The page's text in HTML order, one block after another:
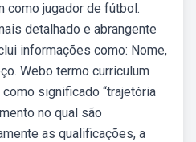
como jugador de fútbol.
detalhado e abrangente
informações como: Nome,
Webo termo curriculum
significado “trajetória
no qual são
as qualificações, a